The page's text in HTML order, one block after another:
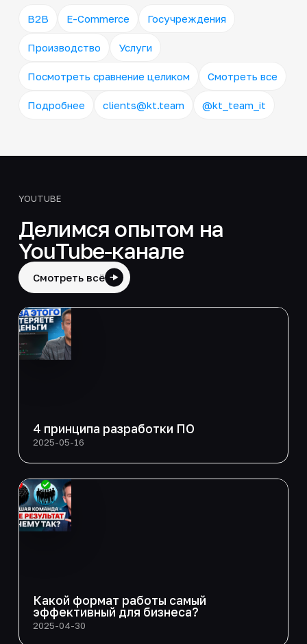
B2B E-Commerce Госучреждения
Производство Услуги
Посмотреть сравнение целиком Смотреть все
Подробнее clients@kt.team @kt_team_it
YOUTUBE
Делимся опытом на
YouTube-канале
Смотреть всё
4 принципа разработки ПО
2025-05-16
Какой формат работы самый
эффективный для бизнеса?
2025-04-30